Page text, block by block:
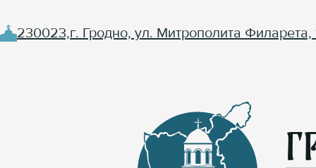
230023,г. Гродно, ул. Митрополита Филарета,